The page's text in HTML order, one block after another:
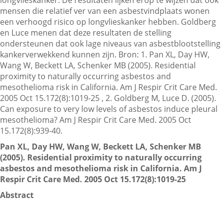
Zoeken
mensen die relatief ver van een asbestvindplaats wonen
een verhoogd risico op longvlieskanker hebben. Goldberg
en Luce menen dat deze resultaten de stelling
ondersteunen dat ook lage niveaus van asbestblootstelling
kankerverwekkend kunnen zijn. Bron: 1. Pan XL, Day HW,
Wang W, Beckett LA, Schenker MB (2005). Residential
proximity to naturally occurring asbestos and
mesothelioma risk in California. Am J Respir Crit Care Med.
2005 Oct 15.172(8):1019-25 , 2. Goldberg M, Luce D. (2005).
Can exposure to very low levels of asbestos induce pleural
mesothelioma? Am J Respir Crit Care Med. 2005 Oct
15.172(8):939-40.
Pan XL, Day HW, Wang W, Beckett LA, Schenker MB
(2005). Residential proximity to naturally occurring
asbestos and mesothelioma risk in California. Am J
Respir Crit Care Med. 2005 Oct 15.172(8):1019-25
Abstract